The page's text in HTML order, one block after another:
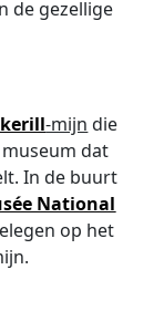
de gezellige
-mijn die
dat
In de buurt
National
op het